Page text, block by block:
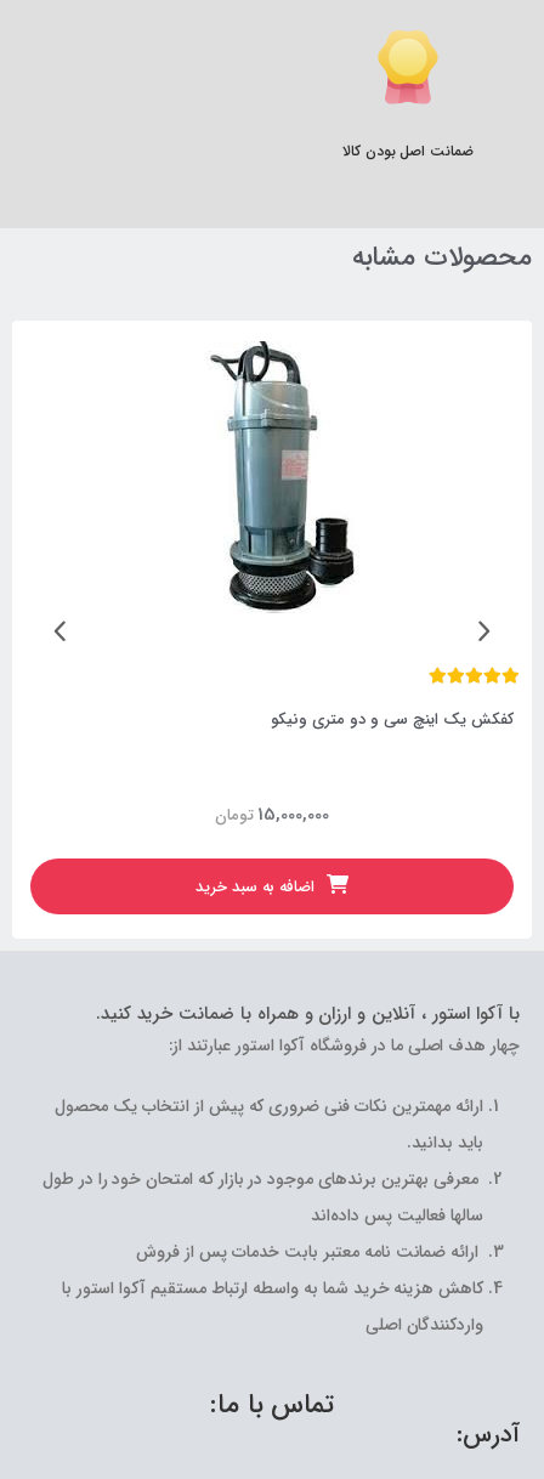
ضمانت اصل بودن کالا
محصولات مشابه
کفکش یک اینچ سی و دو متری ونیکو
تومان15,000,000
اضافه به سبد خرید
با آکوا استور ، آنلاین و ارزان و همراه با ضمانت خرید کنید.
چهار هدف اصلی ما در فروشگاه آکوا استور عبارتند از:
ارائه مهمترین نکات فنی ضروری که پیش از انتخاب یک محصول
باید بدانید.
معرفی بهترین برندهای موجود در بازار که امتحان خود را در طول
سالها فعالیت پس داده‌اند
ارائه ضمانت نامه معتبر بابت خدمات پس از فروش
کاهش هزینه خرید شما به واسطه ارتباط مستقیم آکوا استور با
واردکنندگان اصلی
تماس با ما:
آدرس: